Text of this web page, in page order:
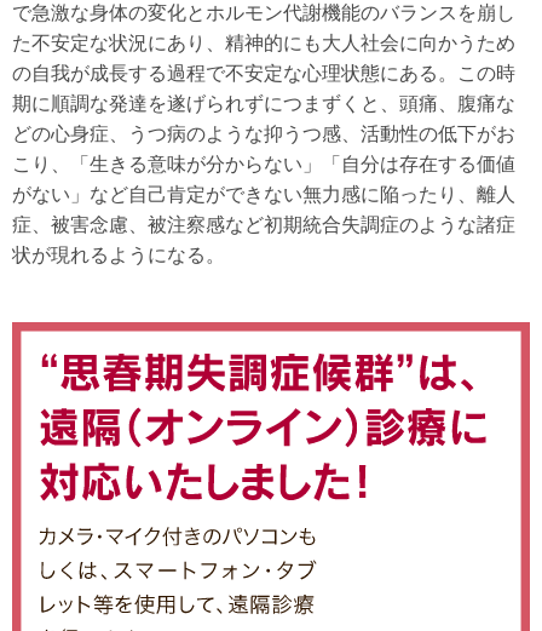
で急激な身体の変化とホルモン代謝機能のバランスを崩し
た不安定な状況にあり、精神的にも大人社会に向かうため
の自我が成長する過程で不安定な心理状態にある。この時
期に順調な発達を遂げられずにつまずくと、頭痛、腹痛な
どの心身症、うつ病のような抑うつ感、活動性の低下がお
こり、「生きる意味が分からない」「自分は存在する価値
がない」など自己肯定ができない無力感に陥ったり、離人
症、被害念慮、被注察感など初期統合失調症のような諸症
状が現れるようになる。